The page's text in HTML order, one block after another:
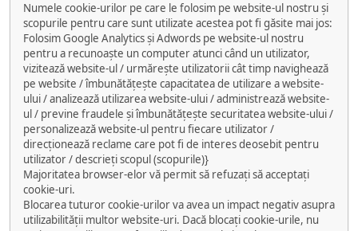
Numele cookie-urilor pe care le folosim pe website-ul nostru și
scopurile pentru care sunt utilizate acestea pot fi găsite mai jos:
Folosim Google Analytics și Adwords pe website-ul nostru
pentru a recunoaște un computer atunci când un utilizator,
vizitează website-ul / urmărește utilizatorii cât timp navighează
pe website / îmbunătățește capacitatea de utilizare a website-
ului / analizează utilizarea website-ului / administrează website-
ul / previne fraudele și îmbunătățește securitatea website-ului /
personalizează website-ul pentru fiecare utilizator /
direcționează reclame care pot fi de interes deosebit pentru
utilizator / descrieți scopul (scopurile)}
Majoritatea browser-elor vă permit să refuzați să acceptați
cookie-uri.
Blocarea tuturor cookie-urilor va avea un impact negativ asupra
utilizabilității multor website-uri. Dacă blocați cookie-urile, nu